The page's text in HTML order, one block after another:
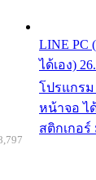
LINE PC
ได้เอง)
โปรแกร
หน้าจอ ไ
สติกเกอร์